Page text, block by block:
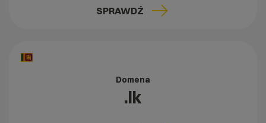
SPRAWDŹ
Domena
.lk